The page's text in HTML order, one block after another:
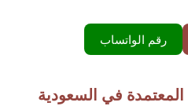
رقم الواتساب
المعتمدة في السعودية